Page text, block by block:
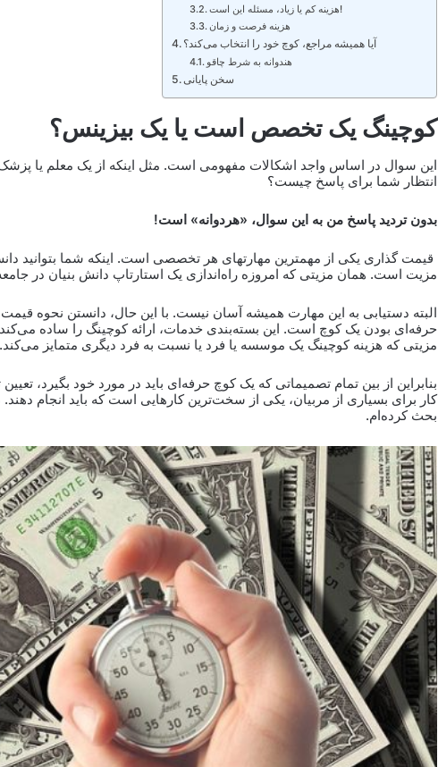
هزینه کم یا زیاد، مسئله این است!
هزینه فرصت و زمان
آیا همیشه مراجع، کوچ خود را انتخاب می‌کند؟
هندوانه به شرط چاقو
سخن پایانی
کوچینگ یک تخصص است یا یک بیزینس؟
این سوال در اساس واجد اشکالات مفهومی است. مثل اینکه از یک معلم یا
انتظار شما برای پاسخ چیست؟
بدون تردید پاسخ من به این سوال، «هردوانه» است!
قیمت گذاری یکی از مهمترین مهارتهای هر تخصصی است. اینکه شما بتوانید
مزیت است. همان مزیتی که امروزه راه‌اندازی یک استارتاپ دانش بنیان در
البته دستیابی به این مهارت همیشه آسان نیست. با این حال، دانستن نحوه
حرفه‌ای بودن یک کوچ است. این بسته‌بندی خدمات، ارائه کوچینگ را ساده
مزیتی که هزینه کوچینگ یک موسسه یا فرد یا نسبت به فرد دیگری متمایز می‌کند.
بنابراین از بین تمام تصمیماتی که یک کوچ حرفه‌ای باید در مورد خود بگیرد،
کار برای بسیاری از مربیان، یکی از سخت‌ترین کارهایی است که باید انجام دهند.
بحث کرده‌ام.